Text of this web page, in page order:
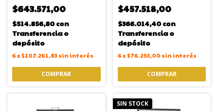
$643.571,00
$514.856,80con
Transferencia o
depósito
6x$107.261,83sin interés
$457.518,00
$366.014,40con
Transferencia o
depósito
6x$76.253,00 sin interés
SIN STOCK